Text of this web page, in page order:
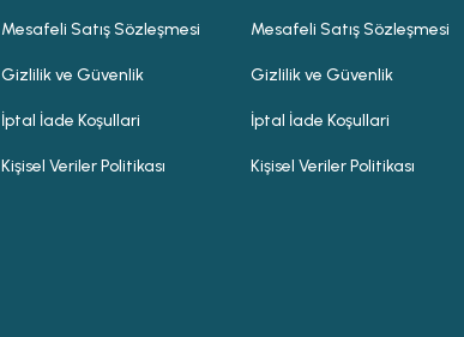
Mesafeli Satış Sözleşmesi
Gizlilik ve Güvenlik
İptal İade Koşullari
Kişisel Veriler Politikası
Mesafeli Satış Sözleşmesi
Gizlilik ve Güvenlik
İptal İade Koşullari
Kişisel Veriler Politikası